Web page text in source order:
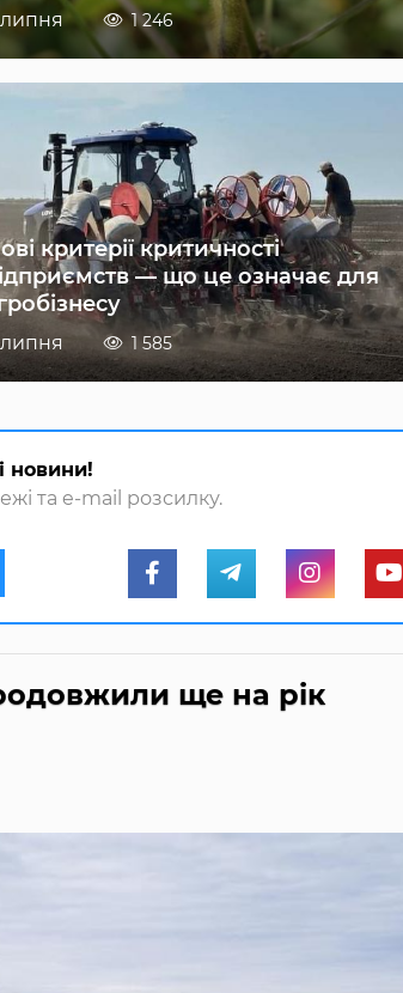
1 246
критерії критичності
— що це означає для
1 585
новини!
та e-mail розсилку.
ще на рік